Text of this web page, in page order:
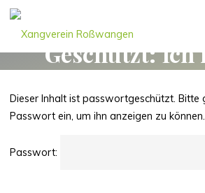
Zum
Geschützt: Ich
Dieser Inhalt ist passwortgeschützt. Bitte
Passwort ein, um ihn anzeigen zu können.
Passwort: